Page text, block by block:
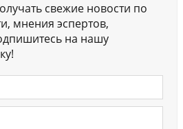
свежие новости по
мнения эспертов,
на нашу